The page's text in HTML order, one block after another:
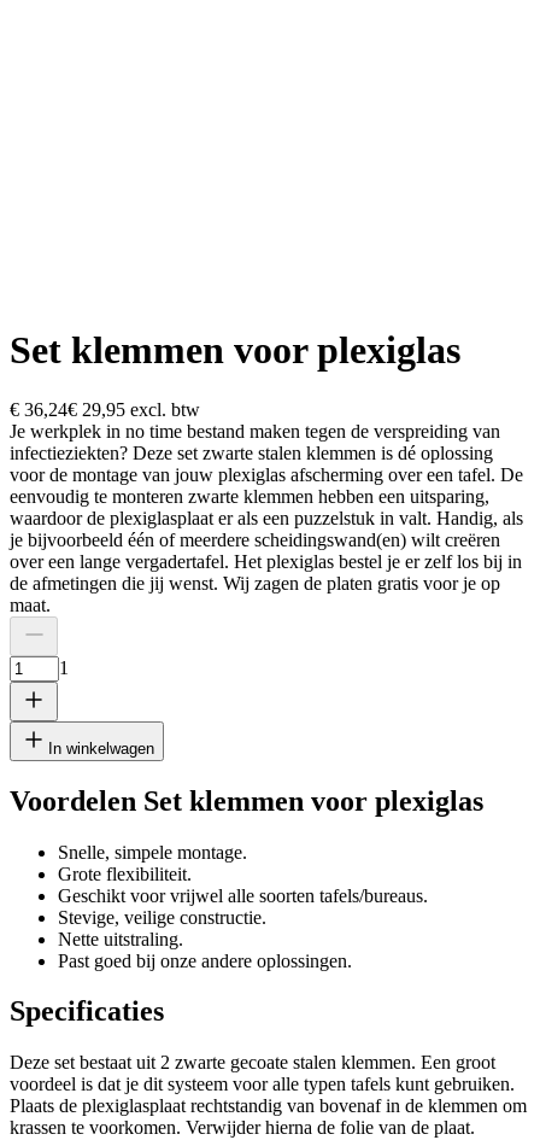
Set klemmen voor plexiglas
€ 36,24€ 29,95 excl. btw
Je werkplek in no time bestand maken tegen de verspreiding van
infectieziekten? Deze set zwarte stalen klemmen is dé oplossing
voor de montage van jouw plexiglas afscherming over een tafel. De
eenvoudig te monteren zwarte klemmen hebben een uitsparing,
waardoor de plexiglasplaat er als een puzzelstuk in valt. Handig, als
je bijvoorbeeld één of meerdere scheidingswand(en) wilt creëren
over een lange vergadertafel. Het plexiglas bestel je er zelf los bij in
de afmetingen die jij wenst. Wij zagen de platen gratis voor je op
maat.
1
In winkelwagen
Voordelen Set klemmen voor plexiglas
Snelle, simpele montage.
Grote flexibiliteit.
Geschikt voor vrijwel alle soorten tafels/bureaus.
Stevige, veilige constructie.
Nette uitstraling.
Past goed bij onze andere oplossingen.
Specificaties
Deze set bestaat uit 2 zwarte gecoate stalen klemmen. Een groot
voordeel is dat je dit systeem voor alle typen tafels kunt gebruiken.
Plaats de plexiglasplaat rechtstandig van bovenaf in de klemmen om
krassen te voorkomen. Verwijder hierna de folie van de plaat.